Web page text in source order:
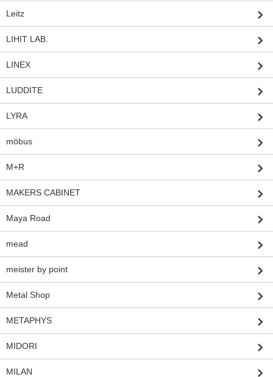
Leitz
LIHIT LAB.
LINEX
LUDDITE
LYRA
möbus
M+R
MAKERS CABINET
Maya Road
mead
meister by point
Metal Shop
METAPHYS
MIDORI
MILAN